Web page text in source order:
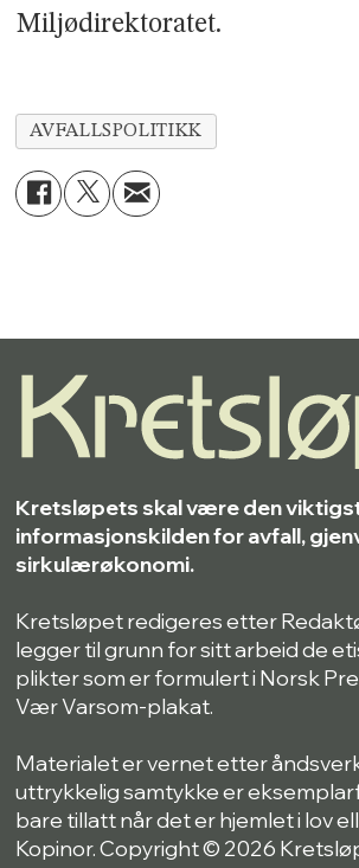
Miljødirektoratet.
AVFALLSPOLITIKK
Kretsløpets skal være den
informasjonskilden for avfall,
sirkulærøkonomi.
Kretsløpet redigeres etter
legger til grunn for sitt arbeid de
plikter som er formulert i Norsk
Vær Varsom-plakat.
Materialet er vernet etter
uttrykkelig samtykke er
bare tillatt når det er hjemlet i lov
Kopinor. Copyright © 2026